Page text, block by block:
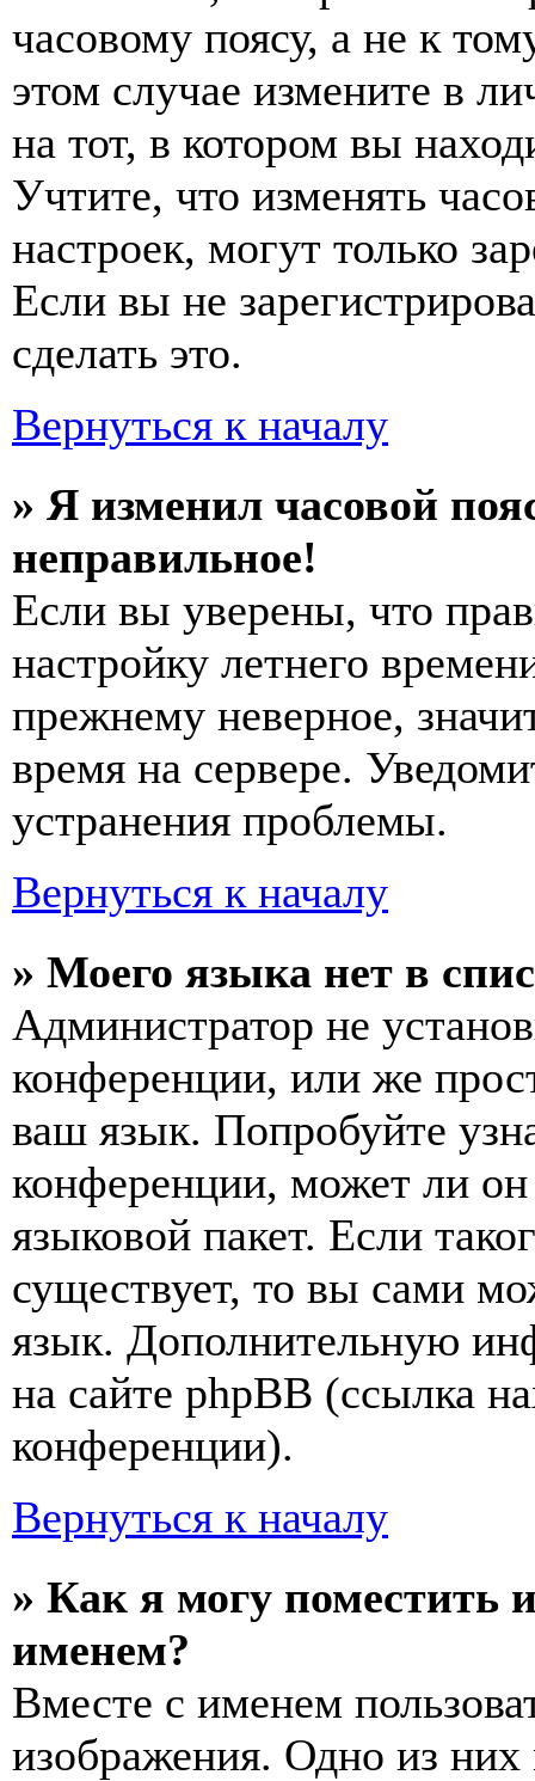
часовому поясу, а не к
этом случае измените в
на тот, в котором вы
Учтите, что изменять
настроек, могут только
Если вы не
сделать это.
Вернуться к началу
» Я изменил часовой
неправильное!
Если вы уверены, что
настройку летнего
прежнему неверное,
время на сервере.
устранения проблемы.
Вернуться к началу
» Моего языка нет в
Администратор не
конференции, или же
ваш язык. Попробуйте
конференции, может ли
языковой пакет. Если
существует, то вы сами
язык. Дополнительную
на сайте phpBB (ссылка
конференции).
Вернуться к началу
» Как я могу поместить
именем?
Вместе с именем
изображения. Одно из